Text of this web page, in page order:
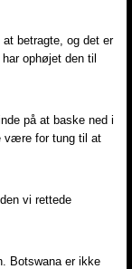
betragte, og det er
ophøjet den til
på at baske ned i
være for tung til at
vi rettede
Botswana er ikke